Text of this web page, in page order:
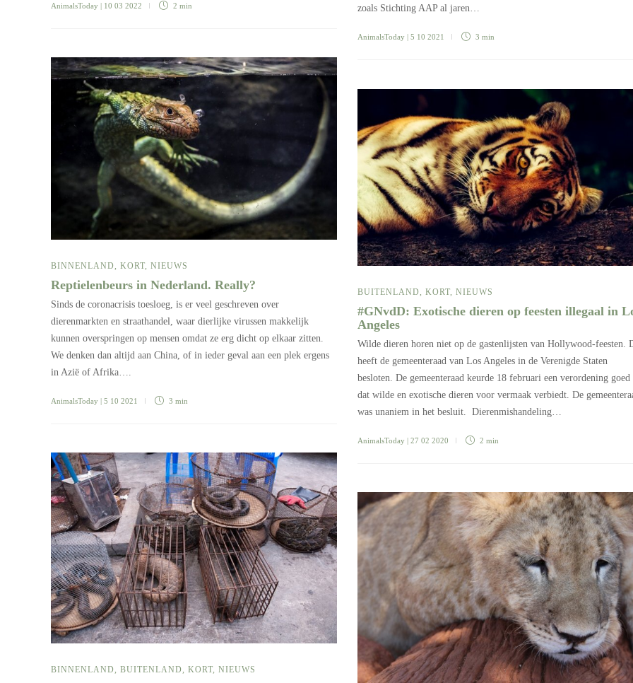
AnimalsToday | 10 03 2022 2 min
zoals Stichting AAP al jaren…
AnimalsToday | 5 10 2021 3 min
BINNENLAND, KORT, NIEUWS
Reptielenbeurs in Nederland. Really?
Sinds de coronacrisis toesloeg, is er veel geschreven over
dierenmarkten en straathandel, waar dierlijke virussen makkelijk
kunnen overspringen op mensen omdat ze erg dicht op elkaar zitten.
We denken dan altijd aan China, of in ieder geval aan een plek ergens
in Azië of Afrika….
AnimalsToday | 5 10 2021 3 min
BUITENLAND KORT NIEUWS
#GNvdD: Exotische dieren op feesten illegaal in
Angeles
Wilde dieren horen niet op de gastenlijsten van Hollywood-feesten.
heeft de gemeenteraad van Los Angeles in de Verenigde Staten
besloten. De gemeenteraad keurde 18 februari een verordening goed
dat wilde en exotische dieren voor vermaak verbiedt. De
was unaniem in het besluit. Dierenmishandeling…
AnimalsToday | 27 02 2020 2 min
BINNENLAND BUITENLAND KORT NIEUWS